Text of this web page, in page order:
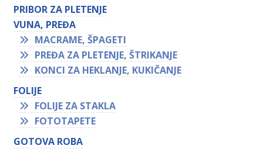
PRIBOR ZA PLETENJE
VUNA, PREĐA
MACRAME, ŠPAGETI
PREĐA ZA PLETENJE, ŠTRIKANJE
KONCI ZA HEKLANJE, KUKIČANJE
FOLIJE
FOLIJE ZA STAKLA
FOTOTAPETE
GOTOVA ROBA